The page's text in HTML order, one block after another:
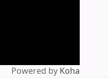
Powered by Koha